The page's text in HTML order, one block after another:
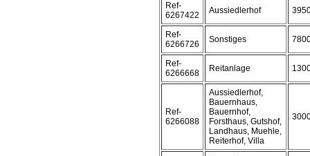
Ref-
6267422
Aussiedlerhof
Ref-
6266726
Sonstiges
Ref-
6266668
Reitanlage
Ref-
6266088
Aussiedlerhof,
Bauernhaus,
Bauernhof,
Forsthaus, Gutshof,
Landhaus, Muehle,
Reiterhof, Villa